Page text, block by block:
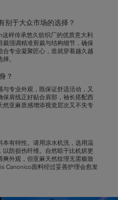
别于大众市场的选择？
样传承悠久纺织厂的优质意大利
强调精准剪裁与结构细节，确保
专业凝聚匠心，造就穿着越久越
。
？
专业外观，既保证舒适活动，又
保肩线正好贴合肩部，袖长搭配西
亚麻质感增添视觉层次又不失专
有特性。请用凉水机洗，选用温
防损伤纤维。自然晾干比机烘更
外观，但亚麻天然纹理无需极致
Canonico面料经过妥善护理会愈发